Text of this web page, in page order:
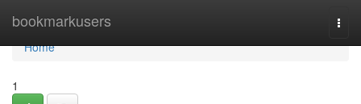
bookmarkusers
Home
Home
1